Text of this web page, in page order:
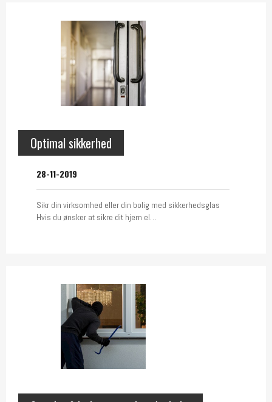
Optimal sikkerhed
28-11-2019
Sikr din virksomhed eller din bolig med sikkerhedsglas
Hvis du ønsker at sikre dit hjem el…